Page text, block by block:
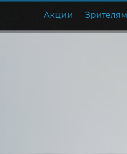
Акции Зрителям